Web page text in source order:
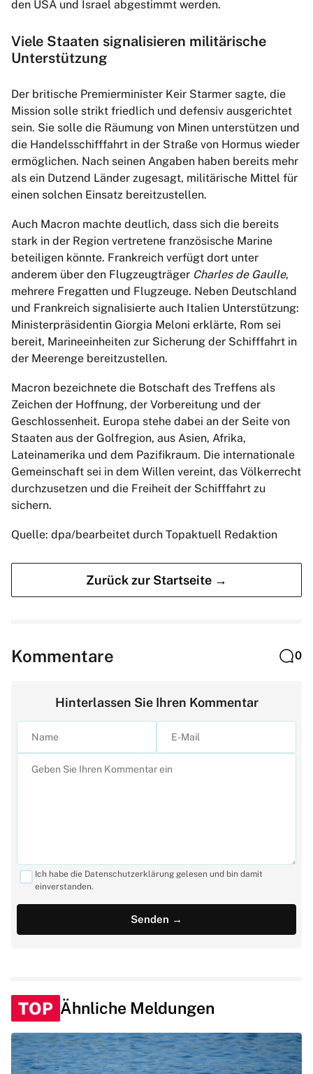
den USA und Israel abgestimmt werden.
Viele Staaten signalisieren militärische
Unterstützung
Der britische Premierminister Keir Starmer sagte, die
Mission solle strikt friedlich und defensiv ausgerichtet
sein. Sie solle die Räumung von Minen unterstützen und
die Handelsschifffahrt in der Straße von Hormus wieder
ermöglichen. Nach seinen Angaben haben bereits mehr
als ein Dutzend Länder zugesagt, militärische Mittel für
einen solchen Einsatz bereitzustellen.
Auch Macron machte deutlich, dass sich die bereits
stark in der Region vertretene französische Marine
beteiligen könnte. Frankreich verfügt dort unter
anderem über den Flugzeugträger Charles de Gaulle,
mehrere Fregatten und Flugzeuge. Neben Deutschland
und Frankreich signalisierte auch Italien Unterstützung:
Ministerpräsidentin Giorgia Meloni erklärte, Rom sei
bereit, Marineeinheiten zur Sicherung der Schifffahrt in
der Meerenge bereitzustellen.
Macron bezeichnete die Botschaft des Treffens als
Zeichen der Hoffnung, der Vorbereitung und der
Geschlossenheit. Europa stehe dabei an der Seite von
Staaten aus der Golfregion, aus Asien, Afrika,
Lateinamerika und dem Pazifikraum. Die internationale
Gemeinschaft sei in dem Willen vereint, das Völkerrecht
durchzusetzen und die Freiheit der Schifffahrt zu
sichern.
Quelle: dpa/bearbeitet durch Topaktuell Redaktion
Zurück zur Startseite →
Kommentare 0
Hinterlassen Sie Ihren Kommentar
Ich habe die Datenschutzerklärung gelesen und bin damit
einverstanden.
TOP Ähnliche Meldungen